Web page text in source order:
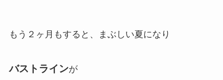
もう２ヶ月もすると、まぶしい夏になり
バストラインが